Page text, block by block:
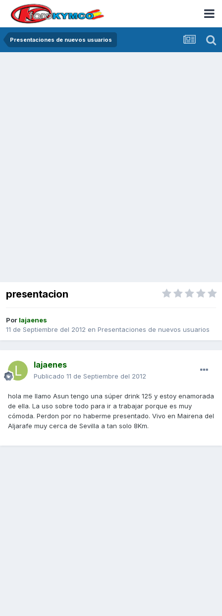
Presentaciones de nuevos usuarios
presentacion
Por lajaenes
11 de Septiembre del 2012 en Presentaciones de nuevos usuarios
lajaenes
Publicado 11 de Septiembre del 2012
hola me llamo Asun tengo una súper drink 125 y estoy enamorada
de ella. La uso sobre todo para ir a trabajar porque es muy
cómoda. Perdon por no haberme presentado. Vivo en Mairena del
Aljarafe muy cerca de Sevilla a tan solo 8Km.